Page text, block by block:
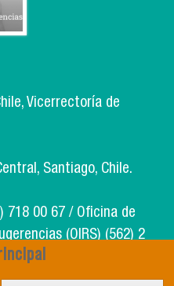
Vicerrectoría de
Santiago, Chile.
718 00 67 / Oficina de
(OIRS) (562) 2